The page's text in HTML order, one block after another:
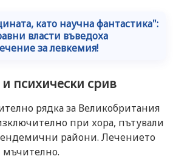
като научна фантастика":
власти въведоха
за левкемия!
психически срив
рядка за Великобритания
при хора, пътували
райони. Лечението
мъчително.